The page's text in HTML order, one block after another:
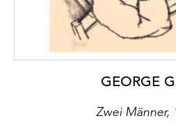
GEORGE
Zwei Männer,